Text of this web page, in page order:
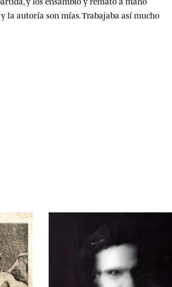
la autoría son mías. Trabajaba así mucho